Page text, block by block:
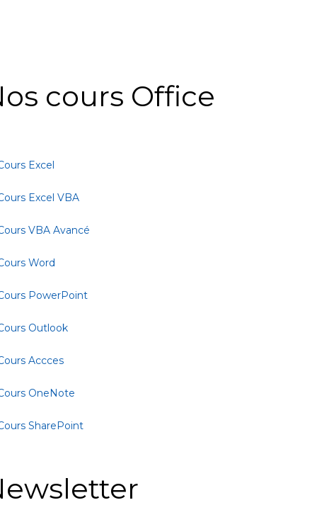
cours Office
Excel
Excel VBA
VBA Avancé
Word
PowerPoint
Outlook
Accces
OneNote
SharePoint